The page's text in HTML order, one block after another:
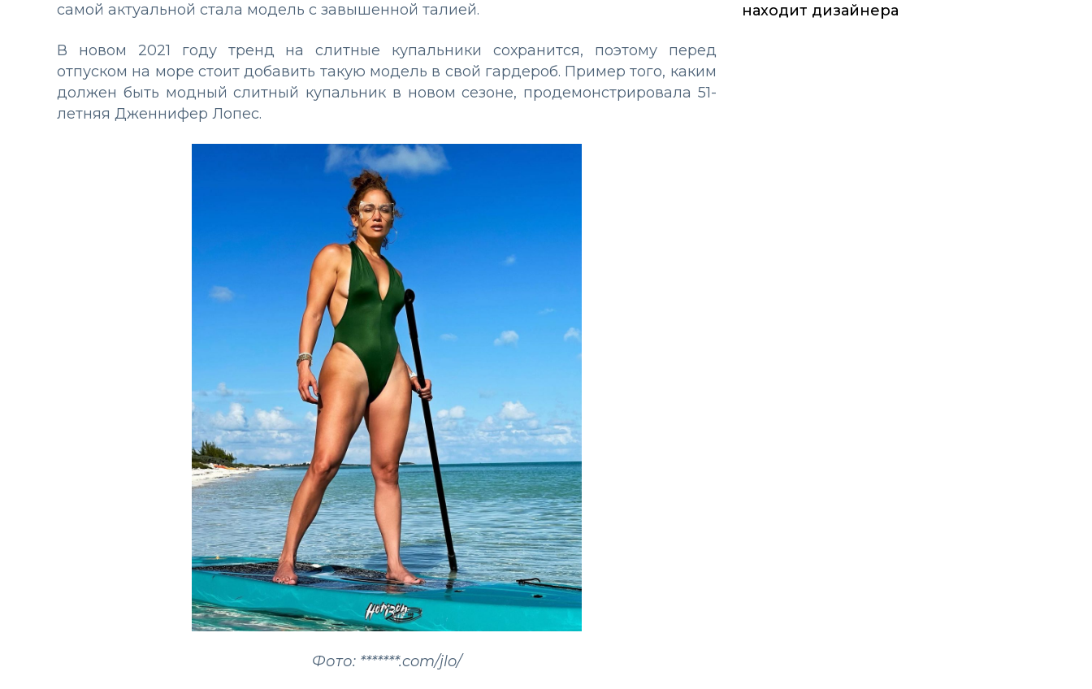
самой актуальной стала модель с завышенной талией.
В новом 2021 году тренд на слитные купальники сохранится, поэтому перед
отпуском на море стоит добавить такую модель в свой гардероб. Пример того, каким
должен быть модный слитный купальник в новом сезоне, продемонстрировала 51-
летняя Дженнифер Лопес.
Фото: *******.com/jlo/
находит дизайнера